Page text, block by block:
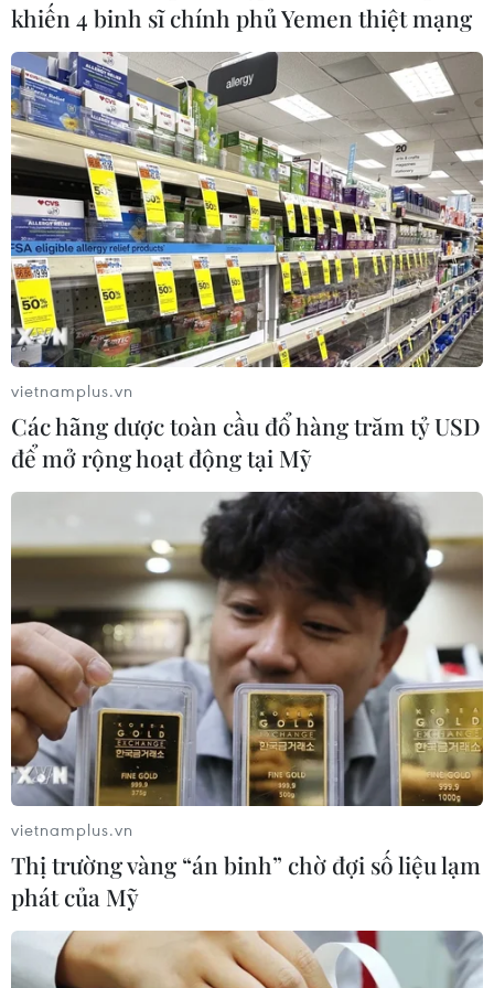
(Vietnam+)
#SEA Games 32
#Đoàn Thể thao Việt Nam
#Bảng tổng sắp huy chương SEA Games 32
#Huy chương Vàng
Campuchia
Theo dõi VietnamPlus
TIN LIÊN QUAN
khiến 4 binh sĩ chính phủ Yemen thiệt mạng
vietnamplus.vn
Các hãng dược toàn cầu đổ hàng trăm tỷ USD
để mở rộng hoạt động tại Mỹ
vietnamplus.vn
Thị trường vàng “án binh” chờ đợi số liệu lạm
phát của Mỹ